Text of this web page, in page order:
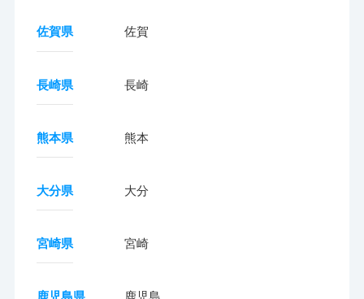
佐賀県 佐賀
長崎県 長崎
熊本県 熊本
大分県 大分
宮崎県 宮崎
鹿児島県 鹿児島